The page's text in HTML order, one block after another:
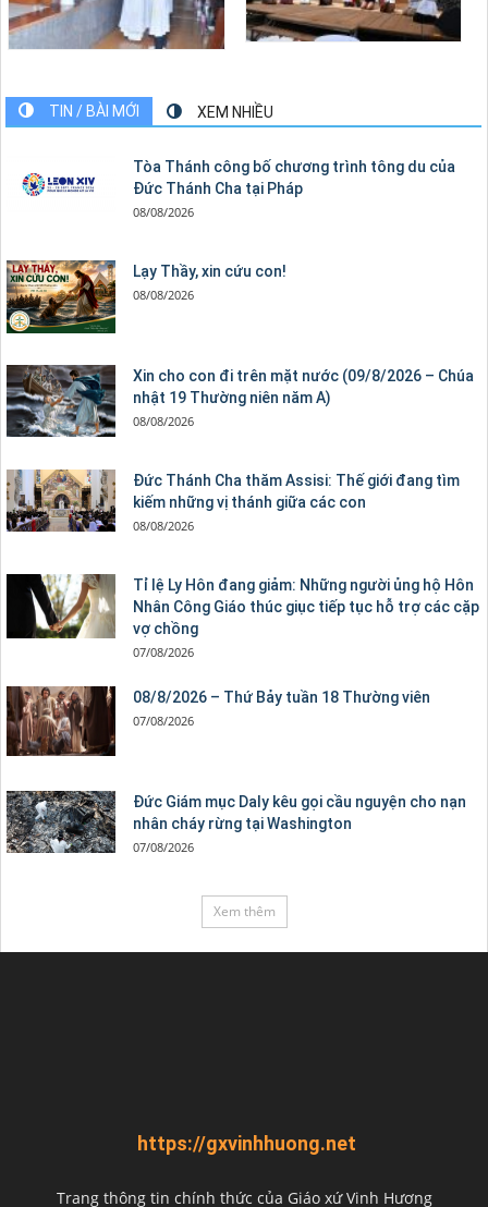
TIN / BÀI MỚI XEM NHIỀU
Tòa Thánh công bố chương trình tông du của
Đức Thánh Cha tại Pháp
08/08/2026
Lạy Thầy, xin cứu con!
08/08/2026
Xin cho con đi trên mặt nước (09/8/2026 – Chúa
nhật 19 Thường niên năm A)
08/08/2026
Đức Thánh Cha thăm Assisi: Thế giới đang tìm
kiếm những vị thánh giữa các con
08/08/2026
Tỉ lệ Ly Hôn đang giảm: Những người ủng hộ Hôn
Nhân Công Giáo thúc giục tiếp tục hỗ trợ các cặp
vợ chồng
07/08/2026
08/8/2026 – Thứ Bảy tuần 18 Thường viên
07/08/2026
Đức Giám mục Daly kêu gọi cầu nguyện cho nạn
nhân cháy rừng tại Washington
07/08/2026
Xem thêm
https://gxvinhhuong.net
Trang thông tin chính thức của Giáo xứ Vinh Hương